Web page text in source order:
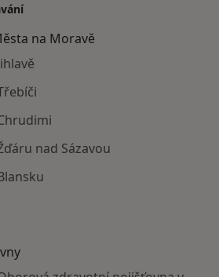
na Moravě
nad Sázavou